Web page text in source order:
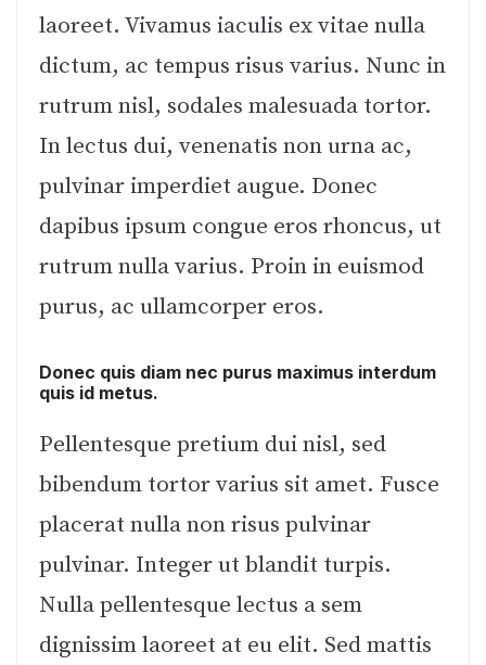
laoreet. Vivamus iaculis ex vitae nulla
dictum, ac tempus risus varius. Nunc in
rutrum nisl, sodales malesuada tortor.
In lectus dui, venenatis non urna ac,
pulvinar imperdiet augue. Donec
dapibus ipsum congue eros rhoncus, ut
rutrum nulla varius. Proin in euismod
purus, ac ullamcorper eros.
Donec quis diam nec purus maximus interdum
quis id metus.
Pellentesque pretium dui nisl, sed
bibendum tortor varius sit amet. Fusce
placerat nulla non risus pulvinar
pulvinar. Integer ut blandit turpis.
Nulla pellentesque lectus a sem
dignissim laoreet at eu elit. Sed mattis